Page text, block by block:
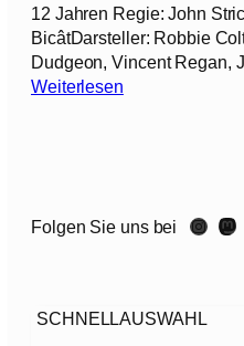
12 Jahren Regie: John
BicâtDarsteller: Robbie
Dudgeon, Vincent Regan,
Weiterlesen:
e
x
Folgen Sie uns bei Instagram Mastodon
SCHNELLAUSWAHL